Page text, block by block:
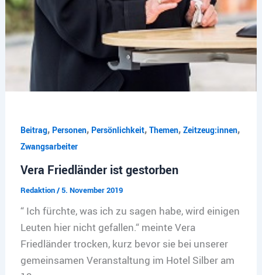
Beitrag, Personen, Persönlichkeit, Themen, Zeitzeug:innen,
Zwangsarbeiter
Vera Friedländer ist gestorben
Redaktion/5. November 2019
“ Ich fürchte, was ich zu sagen habe, wird einigen
Leuten hier nicht gefallen.“ meinte Vera
Friedländer trocken, kurz bevor sie bei unserer
gemeinsamen Veranstaltung im Hotel Silber am